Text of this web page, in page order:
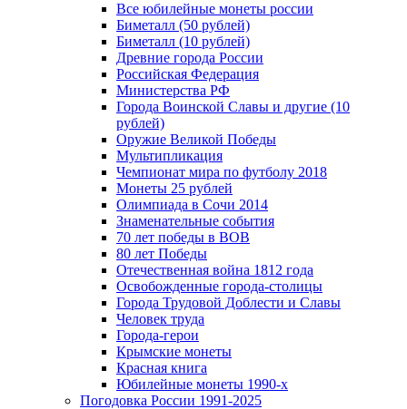
Все юбилейные монеты россии
Биметалл (50 рублей)
Биметалл (10 рублей)
Древние города России
Российская Федерация
Министерства РФ
Города Воинской Славы и другие (10
рублей)
Оружие Великой Победы
Мультипликация
Чемпионат мира по футболу 2018
Монеты 25 рублей
Олимпиада в Сочи 2014
Знаменательные события
70 лет победы в ВОВ
80 лет Победы
Отечественная война 1812 года
Освобожденные города-столицы
Города Трудовой Доблести и Славы
Человек труда
Города-герои
Крымские монеты
Красная книга
Юбилейные монеты 1990-х
Погодовка России 1991-2025